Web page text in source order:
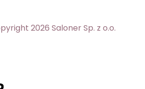
2026 Saloner Sp. z o.o.